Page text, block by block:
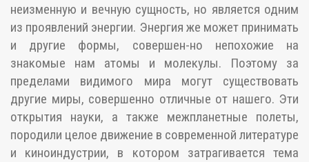
неизменную и вечную сущность, но является одним
из проявлений энергии. Энергия же может принимать
и другие формы, совершен-но непохожие на
знакомые нам атомы и молекулы. Поэтому за
пределами видимого мира могут существовать
другие миры, совершенно отличные от нашего. Эти
открытия науки, а также межпланетные полеты,
породили целое движение в современной литературе
и киноиндустрии, в котором затрагивается тема